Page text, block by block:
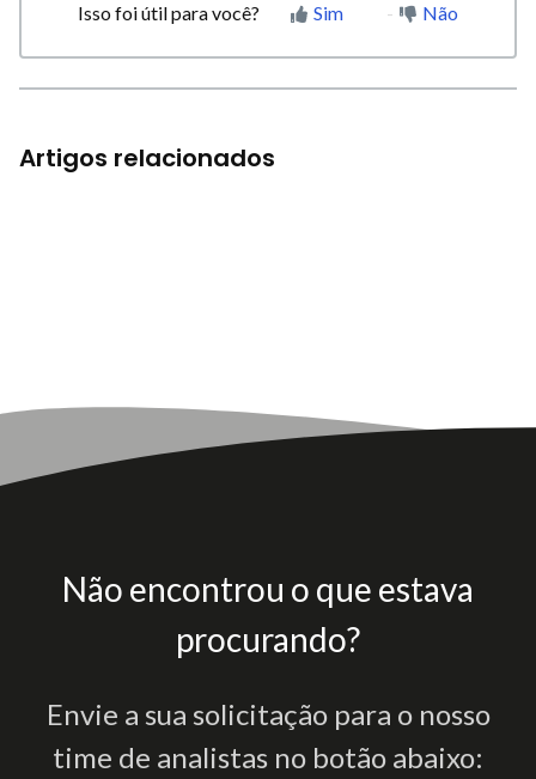
Isso foi útil para você? Sim Não
Artigos relacionados
Não encontrou o que estava
procurando?
Envie a sua solicitação para o nosso
time de analistas no botão abaixo: